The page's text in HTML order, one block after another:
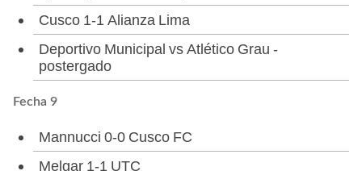
Cusco 1-1 Alianza Lima
Deportivo Municipal vs Atlético Grau -
postergado
Fecha 9
Mannucci 0-0 Cusco FC
Melgar 1-1 UTC